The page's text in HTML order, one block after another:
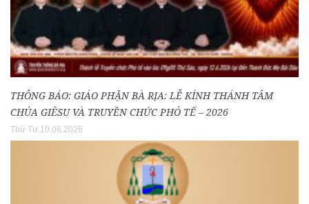
THÔNG BÁO: GIÁO PHẬN BÀ RỊA: LỄ KÍNH THÁNH TÂM
CHÚA GIÊSU VÀ TRUYỀN CHỨC PHÓ TẾ – 2026
Thứ Tư 10.06.2026